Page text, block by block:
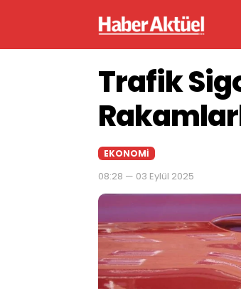
Trafik
EKONOMI
08:28 — 03 Eylül 2025